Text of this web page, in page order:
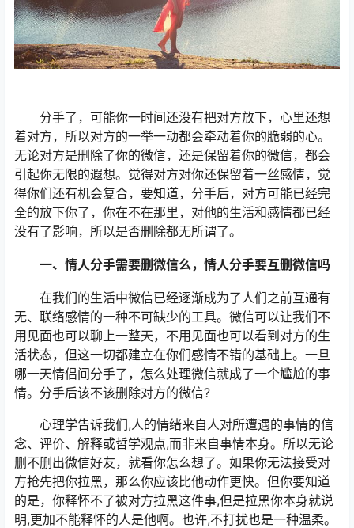
分手了，可能你一时间还没有把对方放下，心里还想
着对方，所以对方的一举一动都会牵动着你的脆弱的心。
无论对方是删除了你的微信，还是保留着你的微信，都会
引起你无限的遐想。觉得对方对你还保留着一丝感情，觉
得你们还有机会复合，要知道，分手后，对方可能已经完
全的放下你了，你在不在那里，对他的生活和感情都已经
没有了影响，所以是否删除都无所谓了。
一、情人分手需要删微信么，情人分手要互删微信吗
在我们的生活中微信已经逐渐成为了人们之前互通有
无、联络感情的一种不可缺少的工具。微信可以让我们不
用见面也可以聊上一整天，不用见面也可以看到对方的生
活状态，但这一切都建立在你们感情不错的基础上。一旦
哪一天情侣间分手了，怎么处理微信就成了一个尴尬的事
情。分手后该不该删除对方的微信?
心理学告诉我们,人的情绪来自人对所遭遇的事情的信
念、评价、解释或哲学观点,而非来自事情本身。所以无论
删不删出微信好友，就看你怎么想了。如果你无法接受对
方抢先把你拉黑，那么你应该比他动作更快。但你要知道
的是，你释怀不了被对方拉黑这件事,但是拉黑你本身就说
明,更加不能释怀的人是他啊。也许,不打扰也是一种温柔。